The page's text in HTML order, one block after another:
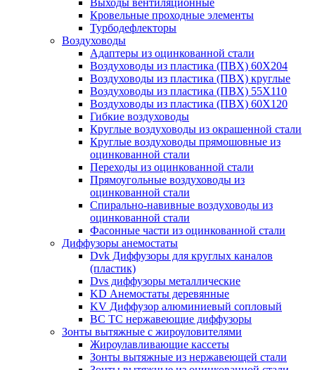
Выходы вентиляционные
Кровельные проходные элементы
Турбодефлекторы
Воздуховоды
Адаптеры из оцинкованной стали
Воздуховоды из пластика (ПВХ) 60Х204
Воздуховоды из пластика (ПВХ) круглые
Воздуховоды из пластика (ПВХ) 55Х110
Воздуховоды из пластика (ПВХ) 60Х120
Гибкие воздуховоды
Круглые воздуховоды из окрашенной стали
Круглые воздуховоды прямошовные из
оцинкованной стали
Переходы из оцинкованной стали
Прямоугольные воздуховоды из
оцинкованной стали
Спирально-навивные воздуховоды из
оцинкованной стали
Фасонные части из оцинкованной стали
Диффузоры анемостаты
Dvk Диффузоры для круглых каналов
(пластик)
Dvs диффузоры металлические
KD Анемостаты деревянные
KV Диффузор алюминиевый сопловый
ВС ТС нержавеющие диффузоры
Зонты вытяжные с жироуловителями
Жироулавливающие кассеты
Зонты вытяжные из нержавеющей стали